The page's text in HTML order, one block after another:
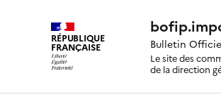
RÉPUBLIQUE
FRANÇAISE Bulletin
Le site des
de la direction